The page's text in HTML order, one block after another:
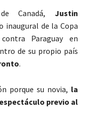
Canadá, Justin
inaugural de la Copa
contra Paraguay en
de su propio país
.
porque su novia, la
previo al